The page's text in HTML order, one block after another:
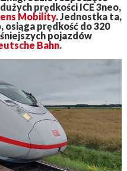
prędkości ICE 3neo,
Mobility. Jednostka ta,
prędkość do 320
pojazdów
Bahn.